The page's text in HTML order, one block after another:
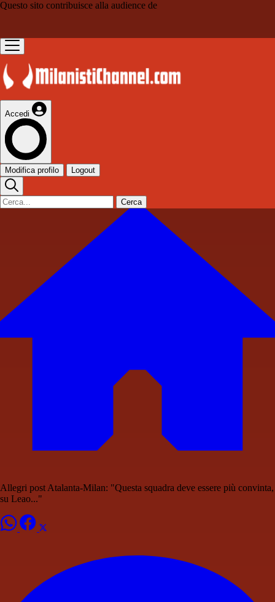
Questo sito contribuisce alla audience de
Accedi
Modifica profilo Logout
Cerca
Allegri post Atalanta-Milan: "Questa squadra deve essere più convinta,
su Leao..."